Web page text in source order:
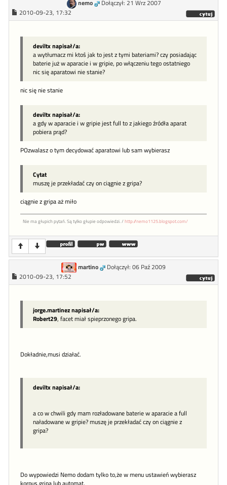
nemo
Dołączył: 21 Wrz 2007
2010-09-23, 17:32
deviltx napisał/a:
a wytłumacz mi ktoś jak to jest z tymi bateriami? czy posiadając
baterie już w aparacie i w gripie, po włączeniu tego ostatniego
nic się aparatowi nie stanie?
nic się nie stanie
deviltx napisał/a:
a gdy w aparacie i w gripie jest full to z jakiego źródła aparat
pobiera prąd?
POzwalasz o tym decydować aparatowi lub sam wybierasz
Cytat
muszę je przekładać czy on ciągnie z gripa?
ciągnie z gripa aż miło
Nie ma głupich pytań. Są tylko głupie odpowiedzi. / http://nemo1125.blogspot.com/
martino
Dołączył: 06 Paź 2009
2010-09-23, 17:52
jorge.martinez napisał/a:
Robert29, facet miał spieprzonego gripa.
Dokładnie,musi działać.
deviltx napisał/a:
a co w chwili gdy mam rozładowane baterie w aparacie a full
naładowane w gripie? muszę je przekładać czy on ciągnie z
gripa?
Do wypowiedzi Nemo dodam tylko to,że w menu ustawień wybierasz